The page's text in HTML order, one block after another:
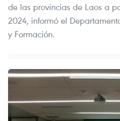
de las provincias de Laos a
2024, informó el
y Formación.